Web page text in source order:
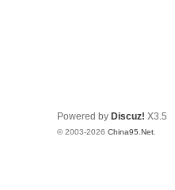
Powered by Discuz! X3.5
© 2003-2026 China95.Net